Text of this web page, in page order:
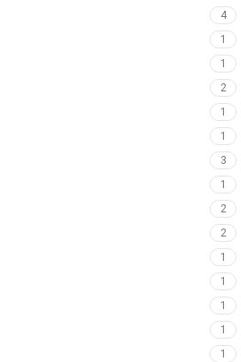
4
1
1
2
1
1
3
1
2
2
1
1
1
1
1